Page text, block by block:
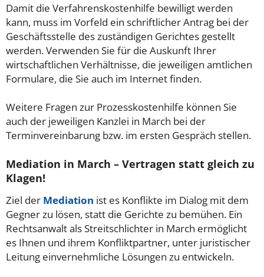
Damit die Verfahrenskostenhilfe bewilligt werden
kann, muss im Vorfeld ein schriftlicher Antrag bei der
Geschäftsstelle des zuständigen Gerichtes gestellt
werden. Verwenden Sie für die Auskunft Ihrer
wirtschaftlichen Verhältnisse, die jeweiligen amtlichen
Formulare, die Sie auch im Internet finden.
Weitere Fragen zur Prozesskostenhilfe können Sie
auch der jeweiligen Kanzlei in March bei der
Terminvereinbarung bzw. im ersten Gespräch stellen.
Mediation in March – Vertragen statt gleich zu
Klagen!
Ziel der Mediation ist es Konflikte im Dialog mit dem
Gegner zu lösen, statt die Gerichte zu bemühen. Ein
Rechtsanwalt als Streitschlichter in March ermöglicht
es Ihnen und ihrem Konfliktpartner, unter juristischer
Leitung einvernehmliche Lösungen zu entwickeln.